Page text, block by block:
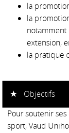
la
la
notamment
extension,
la pratique
Objectifs
Pour soutenir
sport, Vaud